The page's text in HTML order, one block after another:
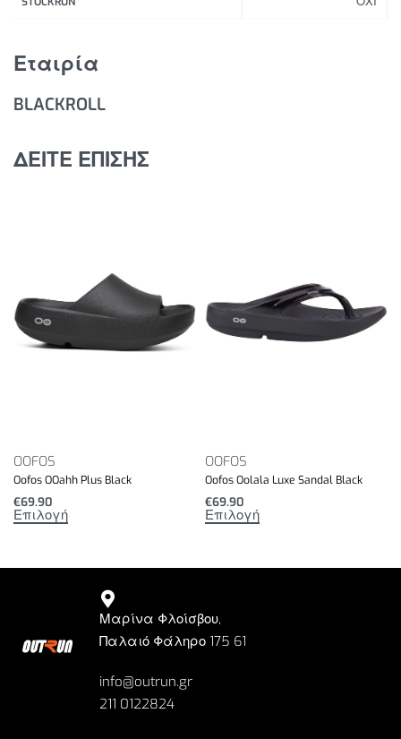
Εταιρία
BLACKROLL
ΔΕΙΤΕ ΕΠΙΣΗΣ
OOFOS
Oofos OOahh Plus Black
€69.90
Επιλογή
OOFOS
Oofos Oolala Luxe Sandal Black
€69.90
Επιλογή
Μαρίνα Φλοίσβου,
Παλαιό Φάληρο 175 61
info@outrun.gr
211 0122824